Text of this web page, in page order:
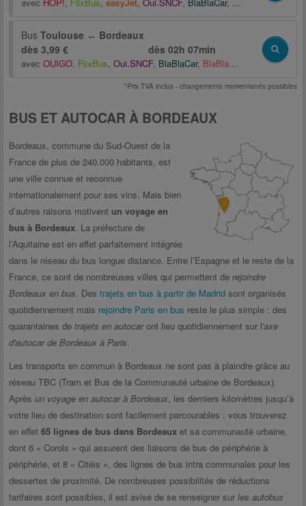
Bus Toulouse ↔ Bordeaux
dès 3,99 €
dès 02h 07min
avec OUIGO, FlixBus, Oui.SNCF, BlaBlaCar, BlaBlaCar Bus
*Prix TVA inclus - changements momentanés possibles
BUS ET AUTOCAR À BORDEAUX
Bordeaux, commune du Sud-Ouest de la
France de plus de 240.000 habitants, est
une ville connue et reconnue
internationalement pour ses vins. Mais bien
d’autres raisons motivent un voyage en
bus à Bordeaux. La préfecture de
l’Aquitaine est en effet parfaitement intégrée
dans le réseau du bus longue distance. Entre l’Espagne et le reste de la
France, ce sont de nombreuses villes qui permettent de rejoindre
Bordeaux en bus. Des trajets en bus à partir de Madrid sont organisés
quotidiennement mais rejoindre Paris en bus reste le plus simple : des
quarantaines de trajets en autocaront lieu quotidiennement sur l'axe
d'autocar de Bordeaux à Paris.
Les transports en commun à Bordeaux ne sont pas à plaindre grâce au
réseau TBC (Tram et Bus de la Communauté urbaine de Bordeaux).
Après un voyage en autocar à Bordeaux, les derniers kilomètres jusqu’à
votre lieu de destination sont facilement parcourables : vous trouverez
en effet 65 lignes de bus dans Bordeaux et sa communauté urbaine,
dont 6 « Corols » qui assurent des liaisons de bus de périphérie à
périphérie, et 8 « Citéis », des lignes de bus intra communales pour les
dessertes de proximité. De nombreuses possibilités de réductions
tarifaires sont possibles, il est avisé de se renseigner sur les autobus